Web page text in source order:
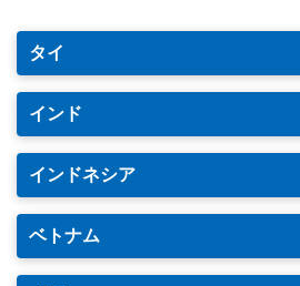
タイ
インド
インドネシア
ベトナム